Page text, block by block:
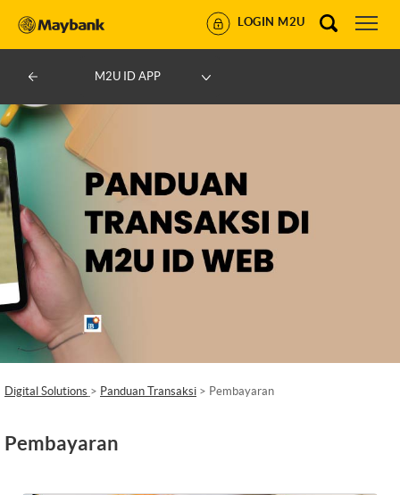
LOGIN M2U
M2U ID APP
Digital Solutions > Panduan Transaksi > Pembayaran
Pembayaran